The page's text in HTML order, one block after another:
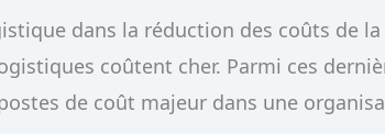
dans la réduction des coûts de la
coûtent cher. Parmi ces
de coût majeur dans une